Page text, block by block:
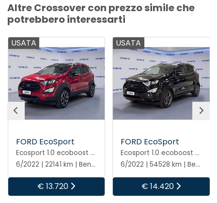
Altre Crossover con prezzo simile che
potrebbero interessarti
USATA
FORD EcoSport
Ecosport 1.0 ecoboost active s&s 125cv
6/2022 | 22141 km | Benzina | Manuale
€ 13.720
USATA
FORD EcoSport
Ecosport 1.0 ecoboost st-line s&s 125cv my20.25
6/2022 | 54528 km | Benzina | Manuale
€ 14.420